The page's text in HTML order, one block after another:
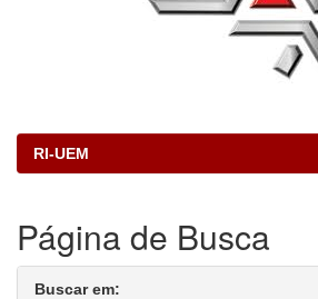
RI-UEM
Página de Busca
Buscar em: